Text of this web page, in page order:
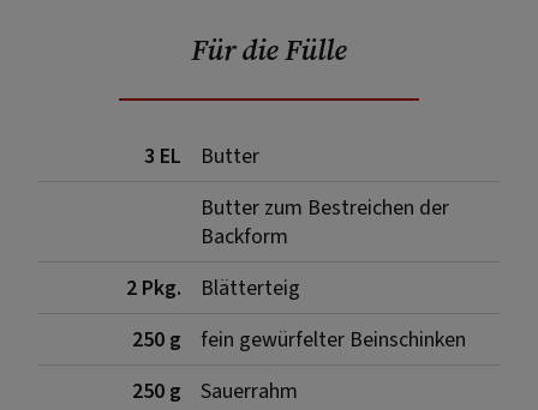
Für die Fülle
3 EL
Butter
Butter zum Bestreichen der
Backform
2 Pkg.
Blätterteig
250 g
fein gewürfelter Beinschinken
250 g
Sauerrahm